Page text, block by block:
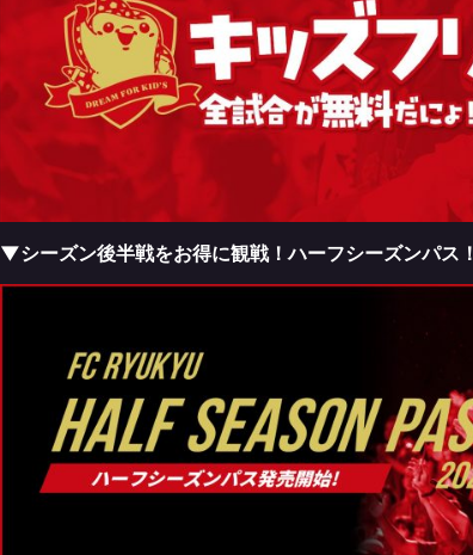
▼シーズン後半戦をお得に観戦！ハーフシーズンパス！